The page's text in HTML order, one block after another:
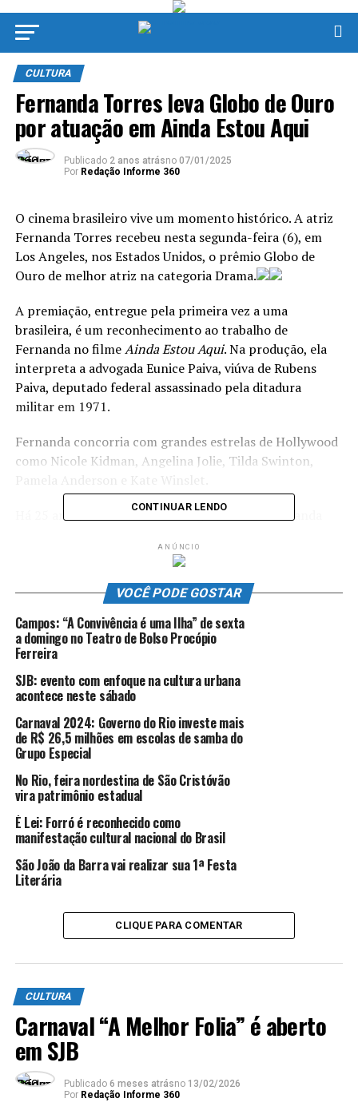
CULTURA
Fernanda Torres leva Globo de Ouro
por atuação em Ainda Estou Aqui
Publicado 2 anos atrásno 07/01/2025
Por Redação Informe 360
O cinema brasileiro vive um momento histórico. A atriz
Fernanda Torres recebeu nesta segunda-feira (6), em
Los Angeles, nos Estados Unidos, o prêmio Globo de
Ouro de melhor atriz na categoria Drama.
A premiação, entregue pela primeira vez a uma
brasileira, é um reconhecimento ao trabalho de
Fernanda no filmeAinda Estou Aqui. Na produção, ela
interpreta a advogada Eunice Paiva, viúva de Rubens
Paiva, deputado federal assassinado pela ditadura
militar em 1971.
Fernanda concorria com grandes estrelas de Hollywood
como Nicole Kidman, Angelina Jolie, Tilda Swinton,
Há 25 anos, Fernanda Montenegro, mãe de Fernanda
. Ela não venceu, mas o filme ganhou
o Globo de Ouro na categoria melhor filme estrangeiro.
“Isso é uma prova que a arte dura na vida, até durante
momentos difíceis pelos quais a Eunice Paiva passou e
com tanto problema hoje em dia no mundo. Esse é um
tempos como esses. Então, para a minha mãe, para a
minha família, para os meus filhos e para todos, muito
obrigada ao Golden Globes”, disse Fernanda, ainda
durante o discurso de agradecimento.
Ainda Estou AquicomoCentral do Brasil
dirigidos pelo cineasta Walter Salles.
Globo de Ouro ficou com a produção francesa
Pérez
Agencia Brasil
CONTINUAR LENDO
ANÚNCIO
VOCÊ PODE GOSTAR
Campos: “A Convivência é uma Ilha” de sexta
a domingo no Teatro de Bolso Procópio
Ferreira
SJB: evento com enfoque na cultura urbana
acontece neste sábado
Carnaval 2024: Governo do Rio investe mais
de R$ 26,5 milhões em escolas de samba do
Grupo Especial
No Rio, feira nordestina de São Cristóvão
vira patrimônio estadual
É Lei: Forró é reconhecido como
manifestação cultural nacional do Brasil
São João da Barra vai realizar sua 1ª Festa
Literária
CLIQUE PARA COMENTAR
CULTURA
Carnaval “A Melhor Folia” é aberto
em SJB
Publicado 6 meses atrásno 13/02/2026
Por Redação Informe 360